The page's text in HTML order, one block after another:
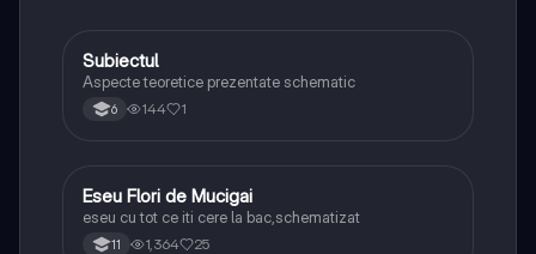
Limba și literatura română
Subiectul
Aspecte teoretice prezentate schematic
6 144 1
Limba și literatura română
Eseu Flori de Mucigai
eseu cu tot ce iti cere la bac,schematizat
11 1,364 25